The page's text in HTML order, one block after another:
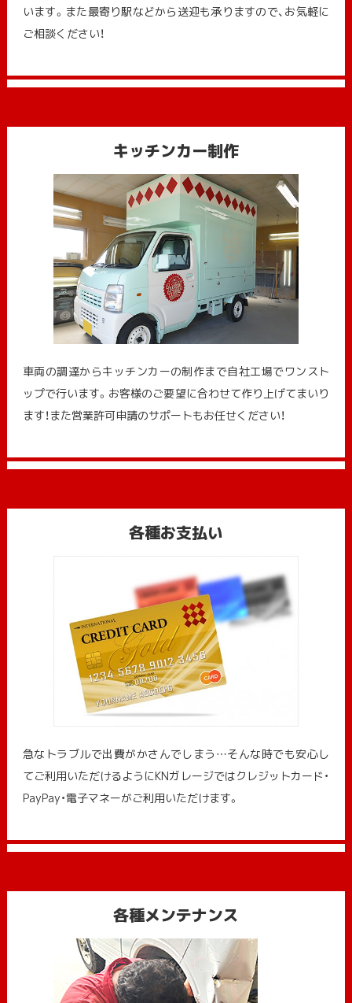
います。また最寄り駅などから送迎も承りますので、お気軽に
ご相談ください！
キッチンカー制作
車両の調達からキッチンカーの制作まで自社工場でワンスト
ップで行います。お客様のご要望に合わせて作り上げてまいり
ます！また営業許可申請のサポートもお任せください！
各種お支払い
急なトラブルで出費がかさんでしまう…そんな時でも安心し
てご利用いただけるようにKNガレージではクレジットカード・
PayPay・電子マネーがご利用いただけます。
各種メンテナンス